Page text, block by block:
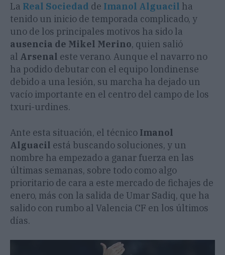
La Real Sociedad de Imanol Alguacil ha
tenido un inicio de temporada complicado, y
uno de los principales motivos ha sido la
ausencia de Mikel Merino, quien salió
al Arsenal este verano. Aunque el navarro no
ha podido debutar con el equipo londinense
debido a una lesión, su marcha ha dejado un
vacío importante en el centro del campo de los
txuri-urdines.
Ante esta situación, el técnico Imanol
Alguacil está buscando soluciones, y un
nombre ha empezado a ganar fuerza en las
últimas semanas, sobre todo como algo
prioritario de cara a este mercado de fichajes de
enero, más con la salida de Umar Sadiq, que ha
salido con rumbo al Valencia CF en los últimos
días.